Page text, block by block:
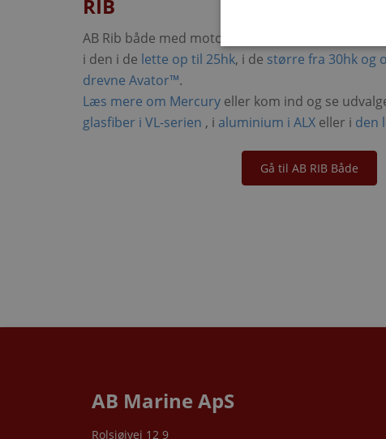
RIB
AB Rib både med motor fra Mercury. Se hele
i den i de lette op til 25hk, i de større fra 30hk og
drevne Avator™.
Læs mere om Mercury eller kom ind og se
glasfiber i VL-serien , i aluminium i ALX eller i den
Gå til AB RIB Både
AB Marine ApS
Rolsjøjvej 12 9